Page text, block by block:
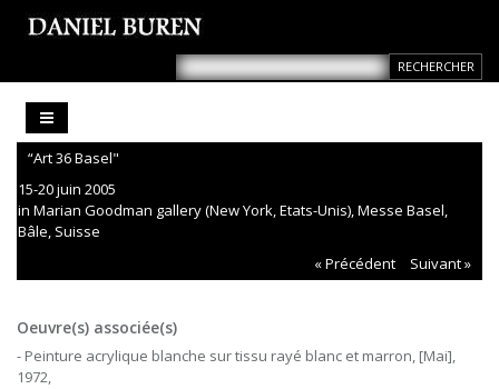
“Art 36 Basel"
15-20 juin 2005
in Marian Goodman gallery (New York, Etats-Unis), Messe Basel,
Bâle, Suisse
« Précédent
Suivant »
Oeuvre(s) associée(s)
- Peinture acrylique blanche sur tissu rayé blanc et marron, [Mai],
1972,